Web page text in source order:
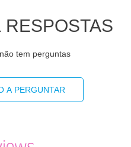
RESPOSTAS
tem perguntas
A PERGUNTAR